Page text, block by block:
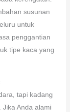
susunan
untuk
penggantian
tipe kaca yang
tapi kadang
Anda alami